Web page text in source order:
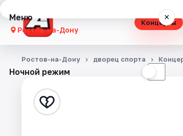
Концерты
Меню ×
Ростов-на-Дону
Концерты
Стендап
Ночной режим ☾
Ростов-на-Дону дворец спорта